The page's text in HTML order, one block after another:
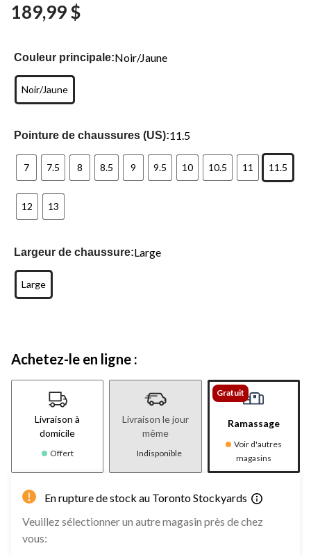
page.
189,99 $
Couleur principale:Noir/Jaune
Noir/Jaune
Pointure de chaussures (US):11.5
7 7.5 8 8.5 9 9.5 10 10.5 11 11.5
12 13
Largeur de chaussure:Large
Large
Achetez-le en ligne :
Livraison à
domicile
Offert
Livraison le jour
même
Indisponible
Gratuit
Ramassage
Voir d'autres
magasins
En rupture de stock au Toronto Stockyards
Veuillez sélectionner un autre magasin près de chez
vous: